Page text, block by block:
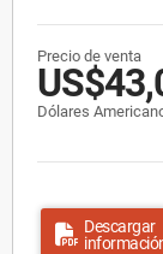
Precio de venta
Dólares
Descargar